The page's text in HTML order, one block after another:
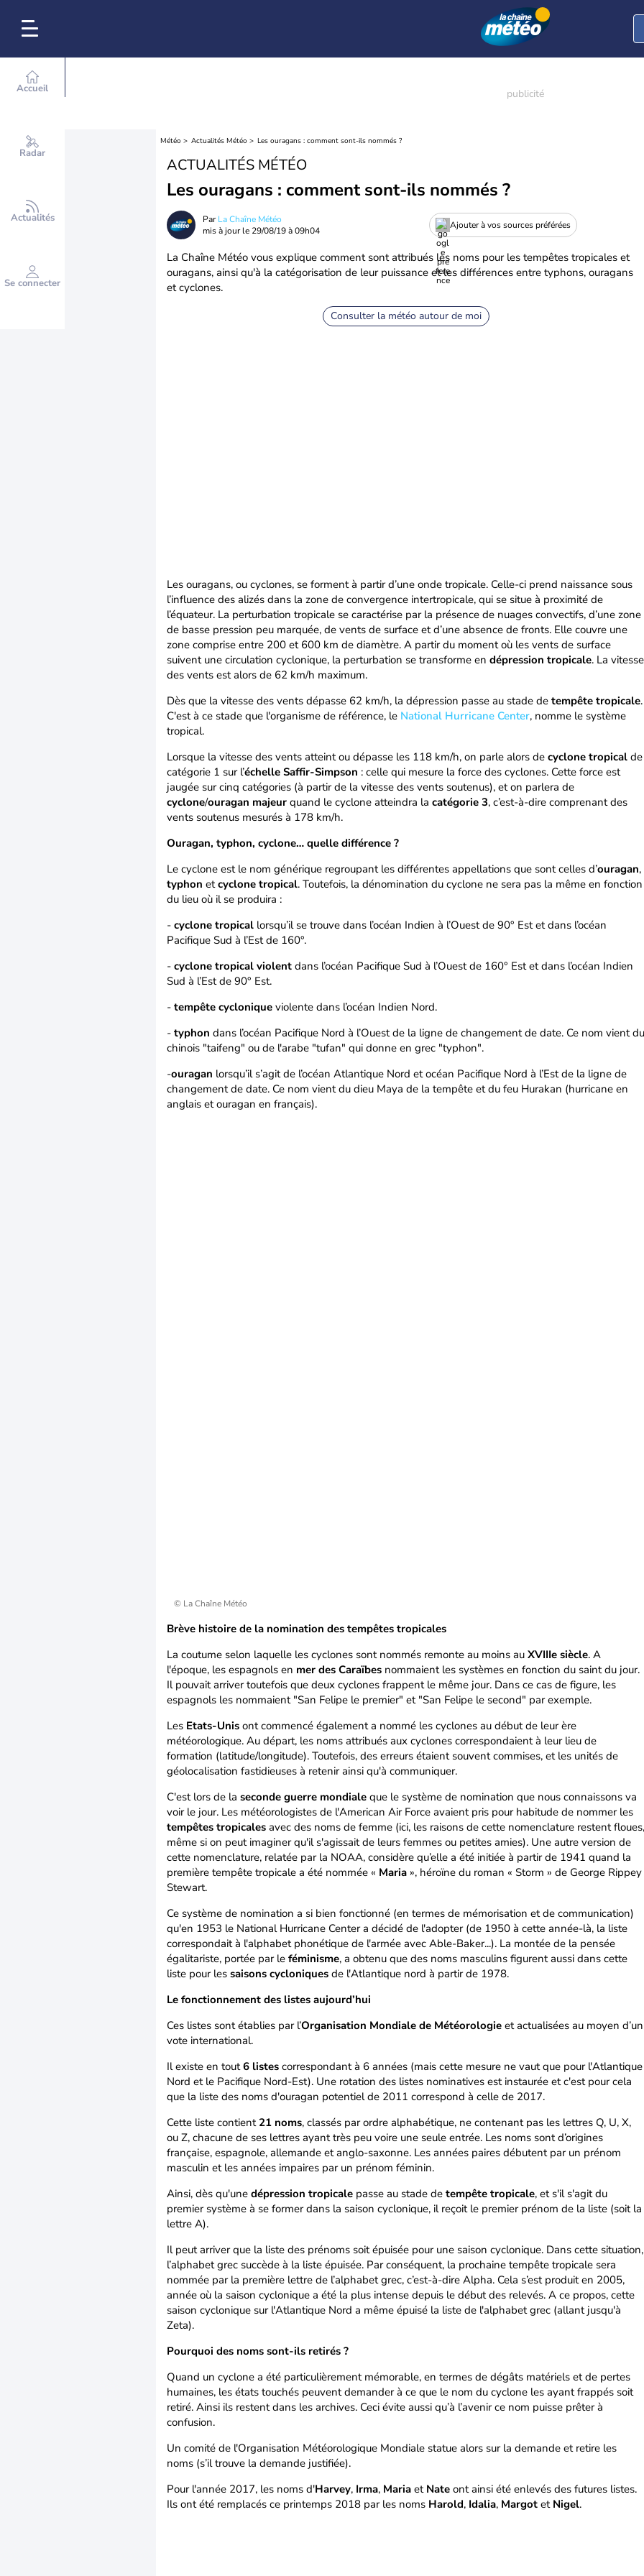
Accueil
Radar
Actualités
Se connecter
Météo Actualités Météo Les ouragans : comment sont-ils nommés ?
ACTUALITÉS MÉTÉO
Les ouragans : comment sont-ils nommés ?
ParLa Chaîne Météo
mis à jour le 29/08/19 à 09h04
Ajouter à vos sources préférées
La Chaîne Météo vous explique comment sont attribués les noms pour les tempêtes tropicales et
ouragans, ainsi qu'à la catégorisation de leur puissance et les différences entre typhons, ouragans
et cyclones.
Consulter la météo autour de moi
Les ouragans, ou cyclones, se forment à partir d’une onde tropicale. Celle-ci prend naissance sous
l’influence des alizés dans la zone de convergence intertropicale, qui se situe à proximité de
l’équateur. La perturbation tropicale se caractérise par la présence de nuages convectifs, d’une zone
de basse pression peu marquée, de vents de surface et d’une absence de fronts. Elle couvre une
zone comprise entre 200 et 600 km de diamètre. A partir du moment où les vents de surface
suivent une circulation cyclonique, la perturbation se transforme en dépression tropicale. La vitesse
des vents est alors de 62 km/h maximum.
Dès que la vitesse des vents dépasse 62 km/h, la dépression passe au stade de tempête tropicale.
C'est à ce stade que l'organisme de référence, le National Hurricane Center, nomme le système
tropical.
Lorsque la vitesse des vents atteint ou dépasse les 118 km/h, on parle alors de cyclone tropical de
catégorie 1 sur l’échelle Saffir-Simpson : celle qui mesure la force des cyclones. Cette force est
jaugée sur cinq catégories (à partir de la vitesse des vents soutenus), et on parlera de
cyclone/ouragan majeur quand le cyclone atteindra la catégorie 3, c’est-à-dire comprenant des
vents soutenus mesurés à 178 km/h.
Ouragan, typhon, cyclone… quelle différence ?
Le cyclone est le nom générique regroupant les différentes appellations que sont celles d’ouragan,
typhon etcyclone tropical. Toutefois, la dénomination du cyclone ne sera pas la même en fonction
du lieu où il se produira :
- cyclone tropical lorsqu’il se trouve dans l’océan Indien à l’Ouest de 90° Est et dans l’océan
Pacifique Sud à l’Est de 160°.
- cyclone tropical violent dans l’océan Pacifique Sud à l’Ouest de 160° Est et dans l’océan Indien
Sud à l’Est de 90° Est.
- tempête cyclonique violente dans l’océan Indien Nord.
- typhon dans l’océan Pacifique Nord à l’Ouest de la ligne de changement de date. Ce nom vient du
chinois "taifeng" ou de l'arabe "tufan" qui donne en grec "typhon".
-ouragan lorsqu’il s’agit de l’océan Atlantique Nord et océan Pacifique Nord à l’Est de la ligne de
changement de date. Ce nom vient du dieu Maya de la tempête et du feu Hurakan (hurricane en
anglais et ouragan en français).
© La Chaîne Météo
Brève histoire de la nomination des tempêtes tropicales
La coutume selon laquelle les cyclones sont nommés remonte au moins au XVIIIe siècle. A
l'époque, les espagnols en mer des Caraïbes nommaient les systèmes en fonction du saint du jour.
Il pouvait arriver toutefois que deux cyclones frappent le même jour. Dans ce cas de figure, les
espagnols les nommaient "San Felipe le premier" et "San Felipe le second" par exemple.
Les Etats-Unis ont commencé également a nommé les cyclones au début de leur ère
météorologique. Au départ, les noms attribués aux cyclones correspondaient à leur lieu de
formation (latitude/longitude). Toutefois, des erreurs étaient souvent commises, et les unités de
géolocalisation fastidieuses à retenir ainsi qu'à communiquer.
C'est lors de la seconde guerre mondiale que le système de nomination que nous connaissons va
voir le jour. Les météorologistes de l'American Air Force avaient pris pour habitude de nommer les
tempêtes tropicales avec des noms de femme (ici, les raisons de cette nomenclature restent floues,
même si on peut imaginer qu'il s'agissait de leurs femmes ou petites amies). Une autre version de
cette nomenclature, relatée par la NOAA, considère qu’elle a été initiée à partir de 1941 quand la
première tempête tropicale a été nommée « Maria », héroïne du roman « Storm » de George Rippey
Stewart.
Ce système de nomination a si bien fonctionné (en termes de mémorisation et de communication)
qu'en 1953 le National Hurricane Center a décidé de l'adopter (de 1950 à cette année-là, la liste
correspondait à l'alphabet phonétique de l'armée avec Able-Baker...). La montée de la pensée
égalitariste, portée par le féminisme, a obtenu que des noms masculins figurent aussi dans cette
liste pour les saisons cycloniques de l'Atlantique nord à partir de 1978.
Le fonctionnement des listes aujourd’hui
Ces listes sont établies par l’Organisation Mondiale de Météorologie et actualisées au moyen d’un
vote international.
Il existe en tout6 listes correspondant à 6 années (mais cette mesure ne vaut que pour l'Atlantique
Nord et le Pacifique Nord-Est). Une rotation des listes nominatives est instaurée et c'est pour cela
que la liste des noms d'ouragan potentiel de 2011 correspond à celle de 2017.
Cette liste contient 21 noms, classés par ordre alphabétique, ne contenant pas les lettres Q, U, X,
ou Z, chacune de ses lettres ayant très peu voire une seule entrée. Les noms sont d’origines
française, espagnole, allemande et anglo-saxonne. Les années paires débutent par un prénom
masculin et les années impaires par un prénom féminin.
Ainsi, dès qu'une dépression tropicale passe au stade de tempête tropicale, et s'il s'agit du
premier système à se former dans la saison cyclonique, il reçoit le premier prénom de la liste (soit la
lettre A).
Il peut arriver que la liste des prénoms soit épuisée pour une saison cyclonique. Dans cette situation,
l’alphabet grec succède à la liste épuisée. Par conséquent, la prochaine tempête tropicale sera
nommée par la première lettre de l’alphabet grec, c’est-à-dire Alpha. Cela s’est produit en 2005,
année où la saison cyclonique a été la plus intense depuis le début des relevés. A ce propos, cette
saison cyclonique sur l'Atlantique Nord a même épuisé la liste de l'alphabet grec (allant jusqu'à
Zeta).
Pourquoi des noms sont-ils retirés ?
Quand un cyclone a été particulièrement mémorable, en termes de dégâts matériels et de pertes
humaines, les états touchés peuvent demander à ce que le nom du cyclone les ayant frappés soit
retiré. Ainsi ils restent dans les archives. Ceci évite aussi qu’à l’avenir ce nom puisse prêter à
confusion.
Un comité de l'Organisation Météorologique Mondiale statue alors sur la demande et retire les
noms (s’il trouve la demande justifiée).
Pour l'année 2017, les noms d'Harvey, Irma, Maria et Nate ont ainsi été enlevés des futures listes.
Ils ont été remplacés ce printemps 2018 par les noms Harold, Idalia, Margot et Nigel.